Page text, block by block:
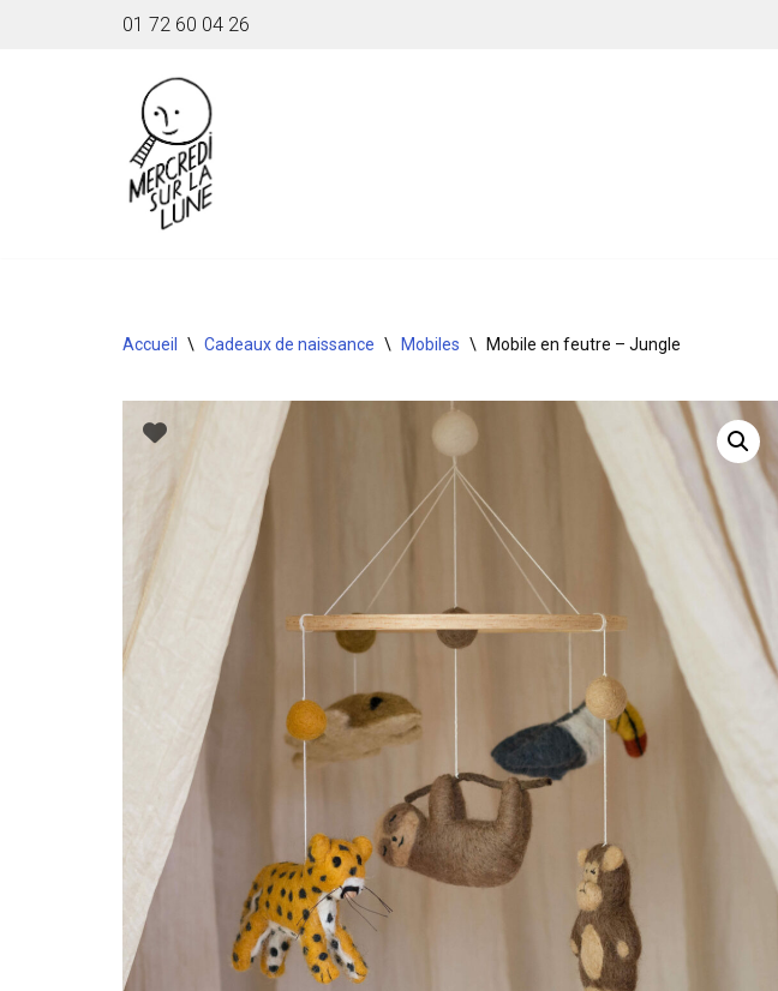
01 72 60 04 26
Accueil \ Cadeaux de naissance \ Mobiles \ Mobile en feutre – Jungle